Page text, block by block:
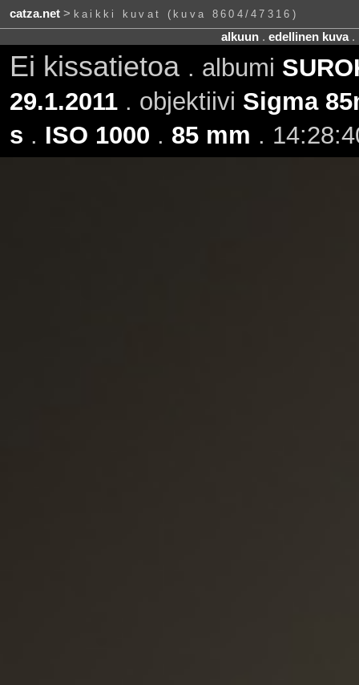
catza.net> kaikki kuvat (kuva 8604/47316)
alkuun. edellinen kuva.
Ei kissatietoa . albumi
29.1.2011. objektiivi Sigma
s . ISO 1000 . 85 mm .